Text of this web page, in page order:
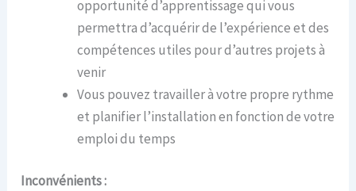
opportunité d’apprentissage qui vous
permettra d’acquérir de l’expérience et des
compétences utiles pour d’autres projets à
venir
Vous pouvez travailler à votre propre rythme
et planifier l’installation en fonction de votre
emploi du temps
Inconvénients :